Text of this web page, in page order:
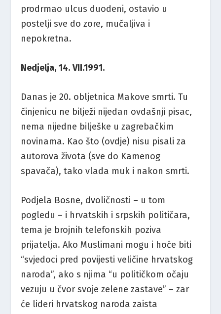
prodrmao ulcus duodeni, ostavio u
postelji sve do zore, mučaljiva i
nepokretna.
Nedjelja, 14. VII.1991.
Danas je 20. obljetnica Makove smrti. Tu
činjenicu ne bilježi nijedan ovdašnji pisac,
nema nijedne bilješke u zagrebačkim
novinama. Kao što (ovdje) nisu pisali za
autorova života (sve do Kamenog
spavača), tako vlada muk i nakon smrti.
Podjela Bosne, dvoličnosti – u tom
pogledu – i hrvatskih i srpskih političara,
tema je brojnih telefonskih poziva
prijatelja. Ako Muslimani mogu i hoće biti
“svjedoci pred povijesti veličine hrvatskog
naroda”, ako s njima “u političkom očaju
vezuju u čvor svoje zelene zastave” – zar
će lideri hrvatskog naroda zaista